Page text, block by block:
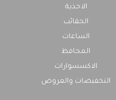
الاحذية
الحقائب
الساعات
المحافظ
الاكسسوارات
التخفيضات والعروض